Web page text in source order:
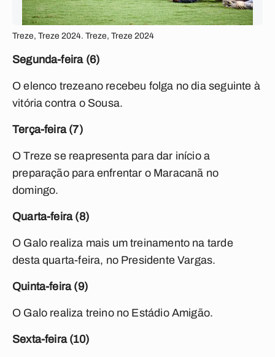
Treze, Treze 2024. Treze, Treze 2024
Segunda-feira (6)
O elenco trezeano recebeu folga no dia seguinte à
vitória contra o Sousa.
Terça-feira (7)
O Treze se reapresenta para dar início a
preparação para enfrentar o Maracanã no
domingo.
Quarta-feira (8)
O Galo realiza mais um treinamento na tarde
desta quarta-feira, no Presidente Vargas.
Quinta-feira (9)
O Galo realiza treino no Estádio Amigão.
Sexta-feira (10)